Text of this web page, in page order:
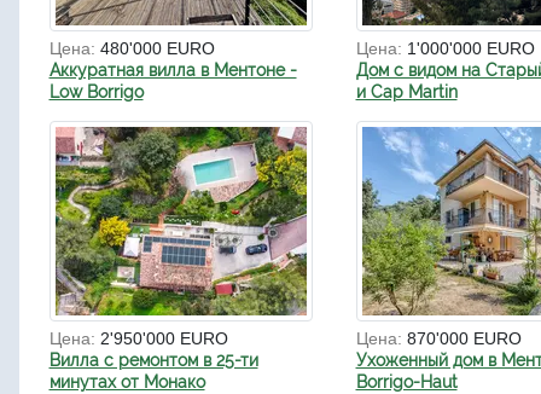
Цена: 480'000 EURO
Аккуратная вилла в Ментоне -
Low Borrigo
Цена: 1'000'000 EURO
Дом с видом на
и Cap Martin
Цена: 2'950'000 EURO
Вилла с ремонтом в 25-ти
минутах от Монако
Цена: 870'000 EURO
Ухоженный дом в
Borrigo-Haut